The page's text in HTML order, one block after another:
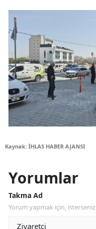
Kaynak: İHLAS HABER AJANSI
Yorumlar
Takma Ad
Yorum yapmak için, isterseniz